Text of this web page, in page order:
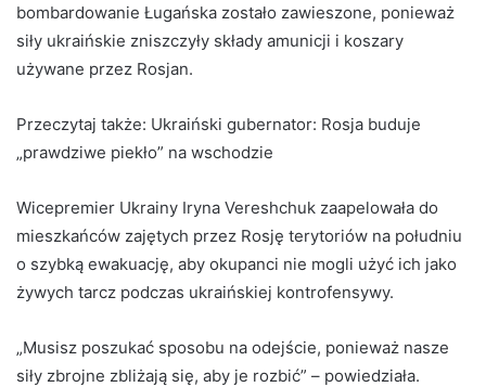
bombardowanie Ługańska zostało zawieszone, ponieważ
siły ukraińskie zniszczyły składy amunicji i koszary
używane przez Rosjan.
Przeczytaj także: Ukraiński gubernator: Rosja buduje
„prawdziwe piekło” na wschodzie
Wicepremier Ukrainy Iryna Vereshchuk zaapelowała do
mieszkańców zajętych przez Rosję terytoriów na południu
o szybką ewakuację, aby okupanci nie mogli użyć ich jako
żywych tarcz podczas ukraińskiej kontrofensywy.
„Musisz poszukać sposobu na odejście, ponieważ nasze
siły zbrojne zbliżają się, aby je rozbić” – powiedziała.